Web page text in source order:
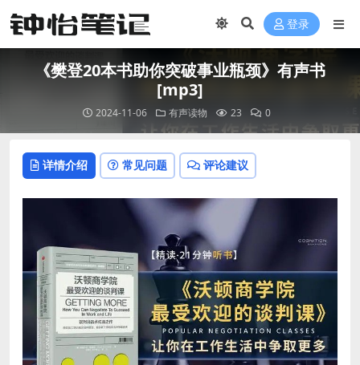
登录
《樊登20本书助你突破事业瓶颈》有声书
[mp3]
2024-11-06 有声读物 23 0
详情介绍 常见问题 评论建议